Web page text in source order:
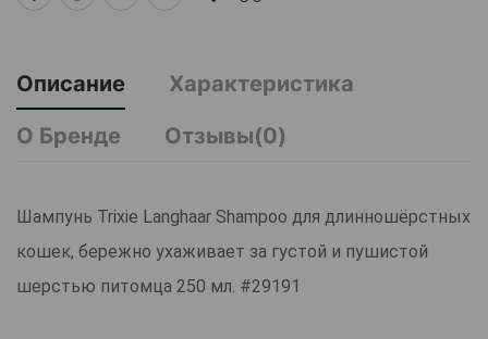
Описание
Характеристика
О Бренде
Отзывы(0)
Шампунь Trixie Langhaar Shampoo для длинношёрстных
кошек, бережно ухаживает за густой и пушистой
шерстью питомца 250 мл. #29191